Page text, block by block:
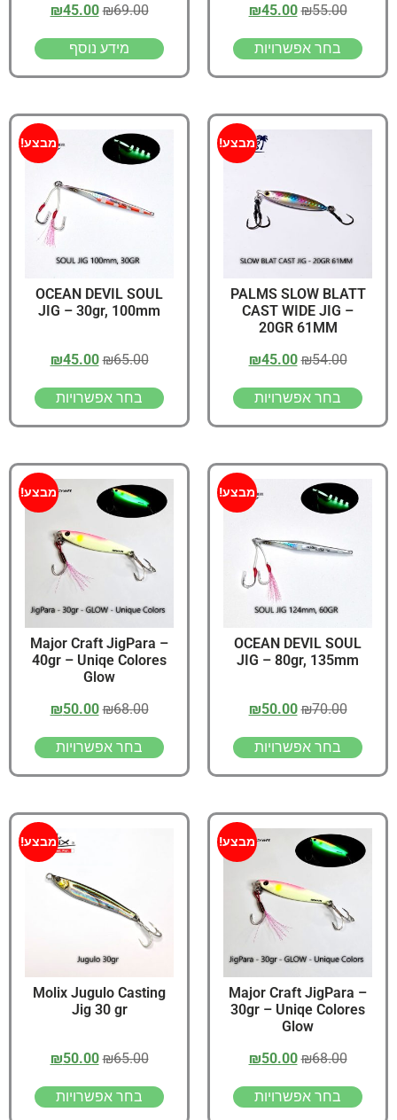
₪55.00
₪45.00
בחר אפשרויות
₪69.00
₪45.00
מידע נוסף
מבצע!
PALMS SLOW BLATT
CAST WIDE JIG –
20GR 61MM
₪54.00
₪45.00
בחר אפשרויות
מבצע!
OCEAN DEVIL SOUL
JIG – 30gr, 100mm
₪65.00
₪45.00
בחר אפשרויות
מבצע!
OCEAN DEVIL SOUL
JIG – 80gr, 135mm
₪70.00
₪50.00
בחר אפשרויות
מבצע!
Major Craft JigPara –
40gr – Uniqe Colores
Glow
₪68.00
₪50.00
בחר אפשרויות
מבצע!
Major Craft JigPara –
30gr – Uniqe Colores
Glow
₪68.00
₪50.00
בחר אפשרויות
מבצע!
Molix Jugulo Casting
Jig 30 gr
₪65.00
₪50.00
בחר אפשרויות